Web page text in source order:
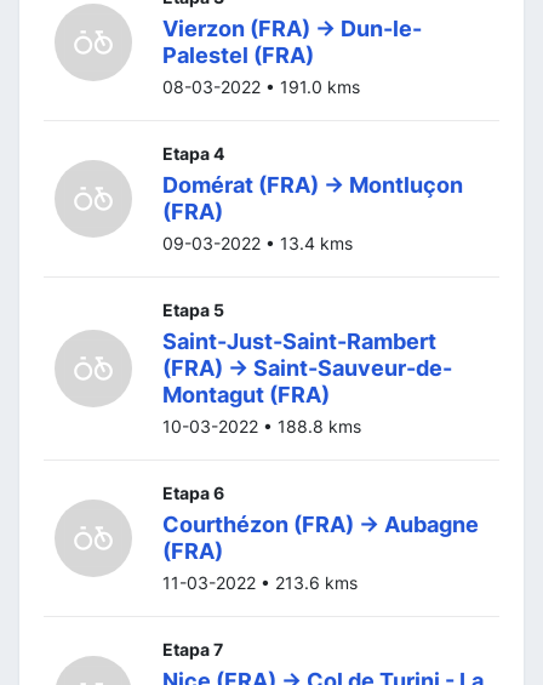
Vierzon (FRA) -> Dun-le-
Palestel (FRA)
08-03-2022 • 191.0 kms
Etapa 4
Domérat (FRA) -> Montluçon
(FRA)
09-03-2022 • 13.4 kms
Etapa 5
Saint-Just-Saint-Rambert
(FRA) -> Saint-Sauveur-de-
Montagut (FRA)
10-03-2022 • 188.8 kms
Etapa 6
Courthézon (FRA) -> Aubagne
(FRA)
11-03-2022 • 213.6 kms
Etapa 7